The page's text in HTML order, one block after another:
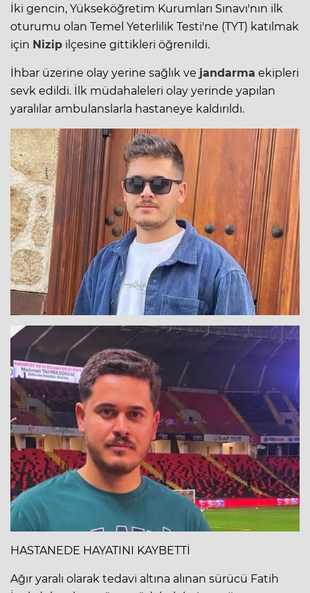
İki gencin, Yükseköğretim Kurumları Sınavı'nın ilk
oturumu olan Temel Yeterlilik Testi'ne (TYT) katılmak
için Nizip ilçesine gittikleri öğrenildi.
İhbar üzerine olay yerine sağlık ve jandarma ekipleri
sevk edildi. İlk müdahaleleri olay yerinde yapılan
yaralılar ambulanslarla hastaneye kaldırıldı.
HASTANEDE HAYATINI KAYBETTİ
Ağır yaralı olarak tedavi altına alınan sürücü Fatih